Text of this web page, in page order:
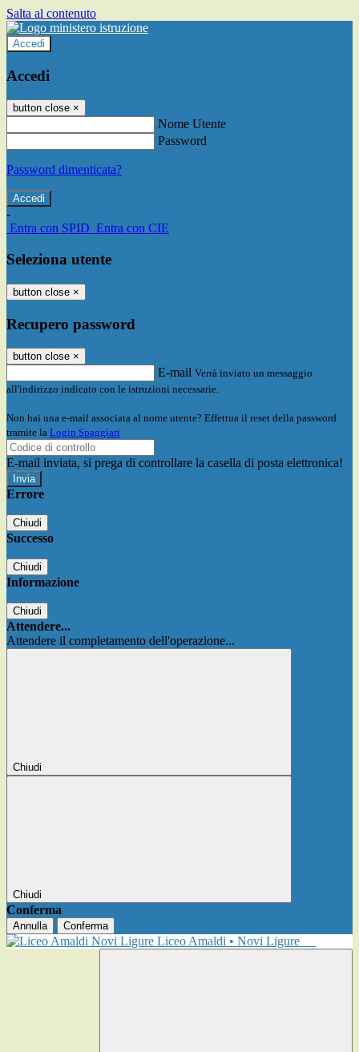
Salta al contenuto
Accedi
Accedi
button close ×
Nome Utente
Password
Password dimenticata?
-
Entra con SPID Entra con CIE
Seleziona utente
button close ×
Recupero password
button close ×
E-mail Verrà inviato un messaggio
all'indirizzo indicato con le istruzioni necessarie.
Non hai una e-mail associata al nome utente? Effettua il reset della password
tramite la Login Spaggiari
E-mail inviata, si prega di controllare la casella di posta elettronica!
Errore
Chiudi
Successo
Chiudi
Informazione
Chiudi
Attendere...
Attendere il completamento dell'operazione...
Chiudi
Chiudi
Conferma
Annulla Conferma
Liceo Amaldi • Novi Ligure